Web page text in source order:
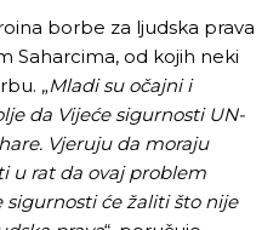
da živi!
da živi!
borbe za ljudska prava
Saharcima, od kojih neki
„Mladi su očajni i
da Vijeće sigurnosti UN-
Vjeruju da moraju
u rat da ovaj problem
sigurnosti će žaliti što nije